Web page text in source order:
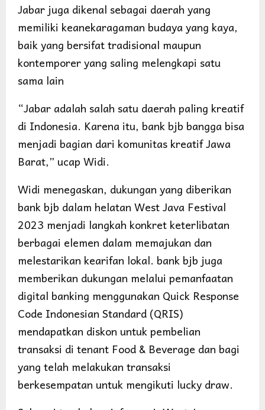
Jabar juga dikenal sebagai daerah yang
memiliki keanekaragaman budaya yang kaya,
baik yang bersifat tradisional maupun
kontemporer yang saling melengkapi satu
sama lain
“Jabar adalah salah satu daerah paling kreatif
di Indonesia. Karena itu, bank bjb bangga bisa
menjadi bagian dari komunitas kreatif Jawa
Barat,” ucap Widi.
Widi menegaskan, dukungan yang diberikan
bank bjb dalam helatan West Java Festival
2023 menjadi langkah konkret keterlibatan
berbagai elemen dalam memajukan dan
melestarikan kearifan lokal. bank bjb juga
memberikan dukungan melalui pemanfaatan
digital banking menggunakan Quick Response
Code Indonesian Standard (QRIS)
mendapatkan diskon untuk pembelian
transaksi di tenant Food & Beverage dan bagi
yang telah melakukan transaksi
berkesempatan untuk mengikuti lucky draw.